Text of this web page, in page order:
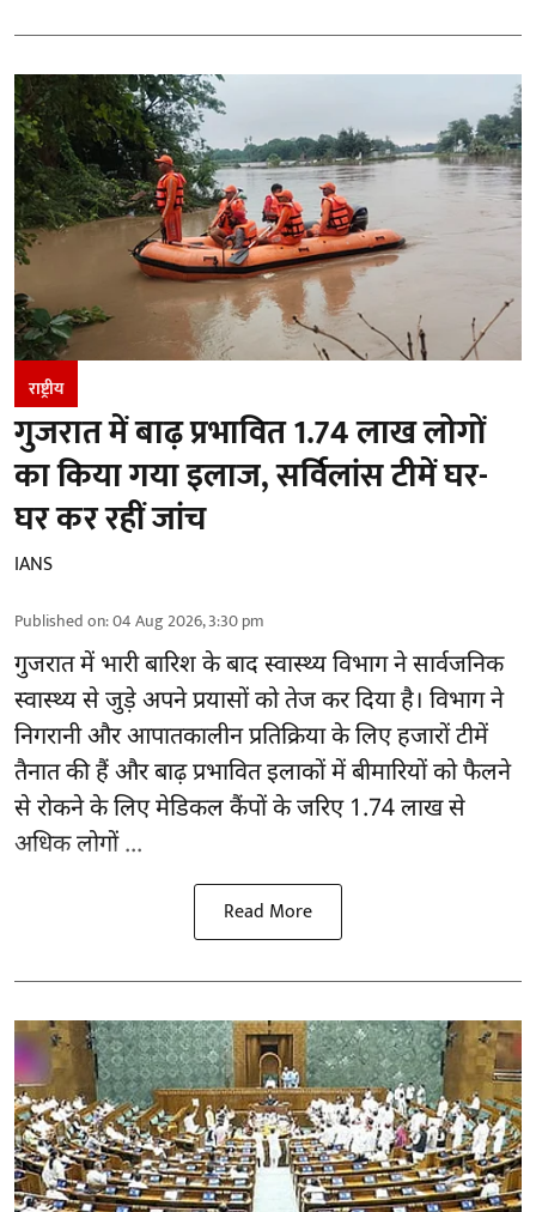
राष्ट्रीय
गुजरात में बाढ़ प्रभावित 1.74 लाख लोगों
का किया गया इलाज, सर्विलांस टीमें घर-
घर कर रहीं जांच
IANS
Published on:04 Aug 2026, 3:30 pm
गुजरातमें भारी बारिश के बाद स्वास्थ्य विभाग ने सार्वजनिक
स्वास्थ्य से जुड़े अपने प्रयासों को तेज कर दिया है। विभाग ने
निगरानी और आपातकालीन प्रतिक्रिया के लिए हजारों टीमें
तैनात की हैं और बाढ़ प्रभावित इलाकों में बीमारियों को फैलने
से रोकने के लिए मेडिकल कैंपों के जरिए 1.74 लाख से
अधिक लोगों ...
Read More